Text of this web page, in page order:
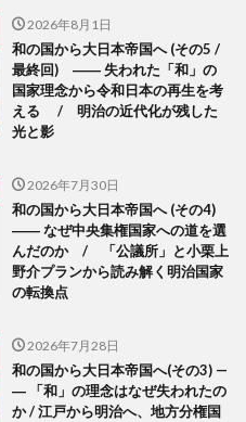
2026年8月1日
和の国から大日本帝国へ (その5 /
最終回) ―― 失われた「和」の
国家理念から令和日本の再生を考
える / 明治の近代化が残した
光と影
2026年7月30日
和の国から大日本帝国へ (その4)
―― なぜ中央集権国家への道を選
んだのか / 「公議所」と小栗上
野介プランから読み解く明治国家
の転換点
2026年7月28日
和の国から大日本帝国へ(その3) —
― 「和」の理念はなぜ失われたの
か / 江戸から明治へ、地方分権国